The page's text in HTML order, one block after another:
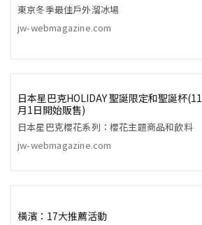
東京冬季最佳戶外溜冰場
jw-webmagazine.com
日本星巴克HOLIDAY 聖誕限定和聖誕杯(11
月1日開始販售)
日本星巴克櫻花系列：櫻花主題商品和飲料
jw-webmagazine.com
橫濱：17大推薦活動